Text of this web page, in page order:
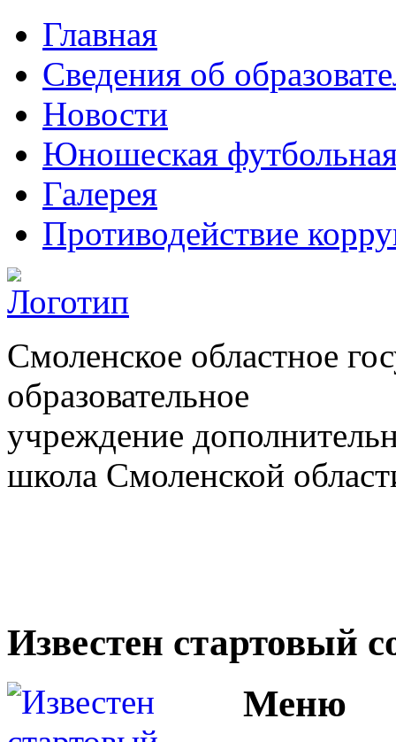
Главная
Сведения об
Новости
Юношеская
Галерея
Противодействие
Смоленское областное
образовательное
учреждение
школа Смоленской
Известен стартовый
Меню